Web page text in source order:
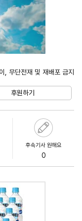
, 무단전재 및 재배포 금지
후원하기
후속기사 원해요
0